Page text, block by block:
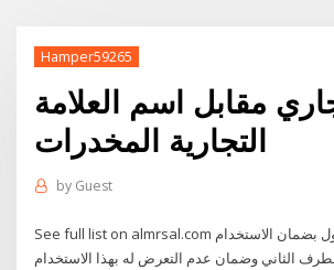
Hamper59265
مقابل اسم العلامة
التجارية المخدرات
by Guest
See full list on almrsal.com يتعهد الطرف الاول بضمان الاستخدام
الثاني وضمان عدم التعرض له بهذا الاستخدام